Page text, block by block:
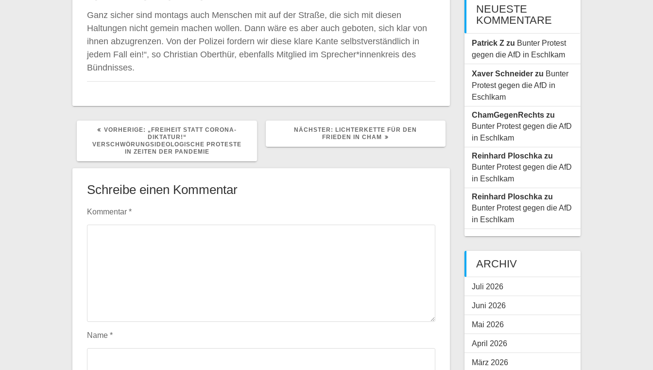
Ganz sicher sind montags auch Menschen mit auf der Straße, die sich mit diesen
Haltungen nicht gemein machen wollen. Dann wäre es aber auch geboten, sich klar von
ihnen abzugrenzen. Von der Polizei fordern wir diese klare Kante selbstverständlich in
jedem Fall ein!“, so Christian Oberthür, ebenfalls Mitglied im Sprecher*innenkreis des
Bündnisses.
VORHERIGE: VORHERIGER
BEITRAG:
„FREIHEIT STATT CORONA-
DIKTATUR!“
VERSCHWÖRUNGSIDEOLOGISCHE PROTESTE
IN ZEITEN DER PANDEMIE
NÄCHSTER: NÄCHSTER
BEITRAG:
LICHTERKETTE FÜR DEN
FRIEDEN IN CHAM
Schreibe einen Kommentar
Kommentar*
Name*
NEUESTE
KOMMENTARE
Patrick Zzu Bunter Protest
gegen die AfD in Eschlkam
Xaver Schneiderzu Bunter
Protest gegen die AfD in
Eschlkam
ChamGegenRechtszu
Bunter Protest gegen die AfD
in Eschlkam
Reinhard Ploschkazu
Bunter Protest gegen die AfD
in Eschlkam
Reinhard Ploschkazu
Bunter Protest gegen die AfD
in Eschlkam
ARCHIV
Juli 2026
Juni 2026
Mai 2026
April 2026
März 2026